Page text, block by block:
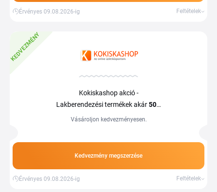
Érvényes 09.08.2026-ig Feltételek
KEDVEZMÉNY
Kokiskashop akció -
Lakberendezési termékek akár50%
kedvezménnyel
Vásároljon kedvezményesen.
Kedvezmény megszerzése
Érvényes 09.08.2026-ig Feltételek